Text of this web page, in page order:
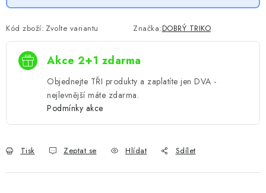
Kód zboží: Zvolte variantu Značka:DOBRÝ TRIKO
Akce 2+1 zdarma
Objednejte TŘI produkty a zaplatíte jen DVA -
nejlevnější máte zdarma.
Podmínky akce
Tisk Zeptat se Hlídat Sdílet